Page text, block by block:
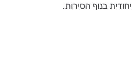
בנוף הסירות.